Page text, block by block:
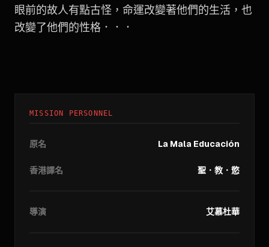
眼前的故人有點古怪，命運改變著他們的生活，也
改變了他們的性格．．．
MISSION PERSONNEL
原名 La Mala Educación
香港譯名 聖．教．慾
導演 艾慕杜華